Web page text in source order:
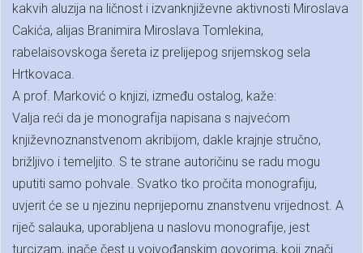
kakvih aluzija na ličnost i izvanknjiževne aktivnosti Miroslava
Cakića, alijas Branimira Miroslava Tomlekina,
rabelaisovskoga šereta iz prelijepog srijemskog sela
Hrtkovaca.
A prof. Marković o knjizi, između ostalog, kaže:
Valja reći da je monografija napisana s najvećom
književnoznanstvenom akribijom, dakle krajnje stručno,
brižljivo i temeljito. S te strane autoričinu se radu mogu
uputiti samo pohvale. Svatko tko pročita monografiju,
uvjerit će se u njezinu neprijepornu znanstvenu vrijednost. A
riječ salauka, uporabljena u naslovu monografije, jest
turcizam, inače čest u vojvođanskim govorima, koji znači